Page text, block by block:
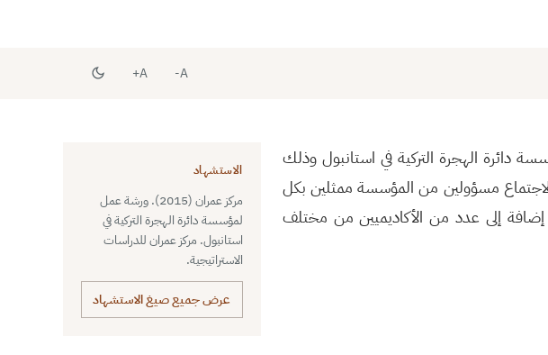
A-
A+
دائرة الهجرة التركية في استانبول وذلك
من شهر كانون الأول 2015، حيث حضر الاجتماع مسؤولين من المؤسسة ممثلين بكل
إلى عدد من الأكاديميين من مختلف
الاستشهاد
مركز عمران (2015). ورشة عمل
لمؤسسة دائرة الهجرة التركية في
استانبول. مركز عمران للدراسات
الاستراتيجية.
عرض جميع صيغ الاستشهاد